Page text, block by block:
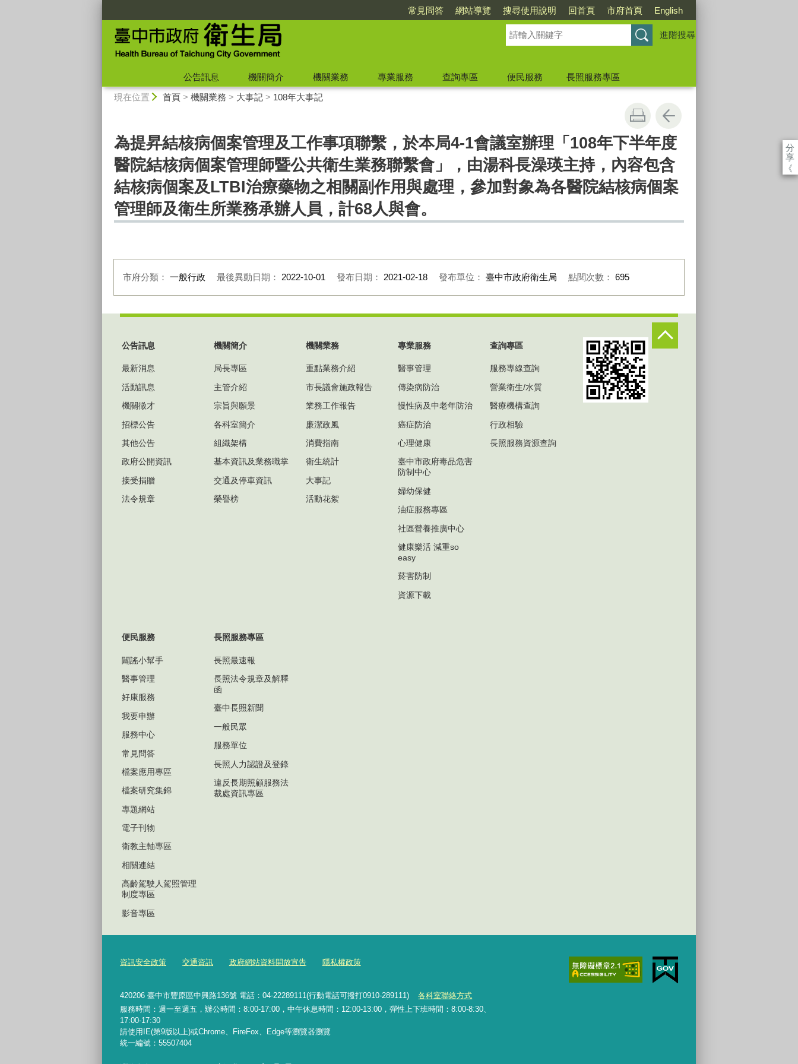
常見問答 網站導覽 搜尋使用說明 回首頁 市府首頁 English
進階搜尋
公告訊息 機關簡介 機關業務 專業服務 查詢專區 便民服務
長照服務專區
現在位置 首頁> 機關業務 > 大事記> 108年大事記
分
享
《
為提昇結核病個案管理及工作事項聯繫，於本局4-1會議室辦理「108年下半年度
醫院結核病個案管理師暨公共衛生業務聯繫會」，由湯科長澡瑛主持，內容包含
結核病個案及LTBI治療藥物之相關副作用與處理，參加對象為各醫院結核病個案
管理師及衛生所業務承辦人員，計68人與會。
市府分類： 一般行政 最後異動日期： 2022-10-01 發布日期： 2021-02-18 發布單位： 臺中市政府衛生局 點閱次數： 695
公告訊息
最新消息
活動訊息
機關徵才
招標公告
其他公告
政府公開資訊
接受捐贈
法令規章
機關簡介
局長專區
主管介紹
宗旨與願景
各科室簡介
組織架構
基本資訊及業務職掌
交通及停車資訊
榮譽榜
機關業務
重點業務介紹
市長議會施政報告
業務工作報告
廉潔政風
消費指南
衛生統計
大事記
活動花絮
專業服務
醫事管理
傳染病防治
慢性病及中老年防治
癌症防治
心理健康
臺中市政府毒品危害
防制中心
婦幼保健
油症服務專區
社區營養推廣中心
健康樂活 減重so
easy
菸害防制
資源下載
查詢專區
服務專線查詢
營業衛生/水質
醫療機構查詢
行政相驗
長照服務資源查詢
便民服務
闢謠小幫手
醫事管理
好康服務
我要申辦
服務中心
常見問答
檔案應用專區
檔案研究集錦
專題網站
電子刊物
衛教主軸專區
相關連結
高齡駕駛人駕照管理
制度專區
影音專區
長照服務專區
長照最速報
長照法令規章及解釋
函
臺中長照新聞
一般民眾
服務單位
長照人力認證及登錄
違反長期照顧服務法
裁處資訊專區
資訊安全政策 交通資訊 政府網站資料開放宣告 隱私權政策
420206 臺中市豐原區中興路136號 電話：04-22289111(行動電話可撥打0910-289111)
各科室聯絡方式
服務時間：週一至週五，辦公時間：8:00-17:00，中午休息時間：12:00-13:00，彈性上下班時間：8:00-8:30、
17:00-17:30
請使用IE(第9版以上)或Chrome、FireFox、Edge等瀏覽器瀏覽
統一編號：55507404